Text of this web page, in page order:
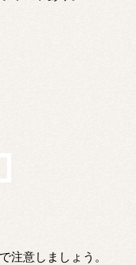
注意しましょう。